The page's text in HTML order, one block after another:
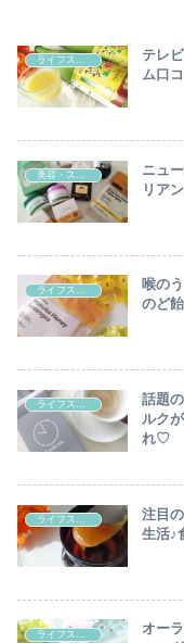
ライフスタイル
テレ
ム口
ニュ
リア
喉の
のど飴
ライフスタイル
話題
ルク
れ♡
注目
生活♪
オー